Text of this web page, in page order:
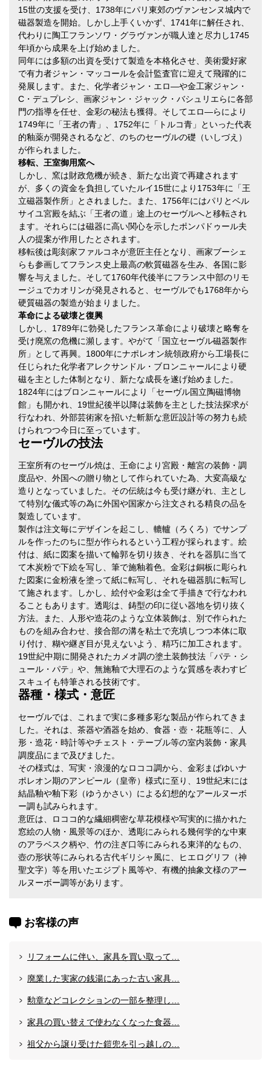
15世の支援を受け、1738年にパリ東郊のヴァンセンヌ城内で
磁器製造を開始。しかし上手くいかず、1741年に解任され、
代わりに陶工フランソワ・グラヴァンが職人達と尽力し1745
年頃から成果を上げ始めました。
同年には多額の出資を受けて製造を本格化させ、美術愛好家
で有力者ジャン・マッコールを会計監査官に迎えて飛躍的に
発展します。また、化学者ジャン・エロ―や金工家ジャン・
C・デュプレシ、画家ジャン・ジャック・バシュリエらに各部
門の指導を任せ、金彩の秘法も獲得。そしてエロ―らにより
1749年に「王者の青」、1752年に「トルコ青」といった代表
的釉薬が開発されるなど、のちのセーヴルの礎（いしづえ）
が作られました。
移転、王室御用窯へ
しかし、窯は財政危機が続き、新たな出資で再建されます
が、多くの資金を負担していたルイ15世により1753年に「王
立磁器製作所」とされました。また、1756年にはパリとベル
サイユ宮殿を結ぶ「王者の道」途上のセーヴルへと移転され
ます。それらには磁器に高い関心を示したポンパドゥール夫
人の提案が作用したとされます。
移転後は彫刻家ファルコネが意匠主任となり、画家ブーシェ
らも参画してフランス史上最高の軟質磁器を生み、各国に影
響を与えました。そして1760年代後半にフランス中部のリモ
ージュでカオリンが発見されると、セーヴルでも1768年から
硬質磁器の製造が始まりました。
革命による破壊と復興
しかし、1789年に勃発したフランス革命により破壊と略奪を
受け廃窯の危機に瀕します。やがて「国立セーヴル磁器製作
所」として再興。1800年にナポレオン統領政府から工場長に
任じられた化学者アレクサンドル・ブロンニャールにより硬
磁を主とした体制となり、新たな成長を遂げ始めました。
1824年にはブロンニャールにより「セーヴル国立陶磁博物
館」も開かれ、19世紀後半以降は装飾を主とした技法探求が
行なわれ、外部芸術家を招いた斬新な意匠設計等の努力も続
けられつつ今日に至っています。
セーヴルの技法
王室所有のセーヴル焼は、王命により宮殿・離宮の装飾・調
度品や、外国への贈り物として作られていた為、大変高級な
造りとなっていました。その伝統は今も受け継がれ、主とし
て特別な儀式等の為に外国や国家から注文される精良の品を
製造しています。
製作は注文毎にデザインを起こし、轆轤（ろくろ）でサンプ
ルを作ったのちに型が作られるという工程が採られます。絵
付は、紙に図案を描いて輪郭を切り抜き、それを器肌に当て
て木炭粉で下絵を写し、筆で施釉着色。金彩は銅板に彫られ
た図案に金粉液を塗って紙に転写し、それを磁器肌に転写し
て施されます。しかし、絵付や金彩は全て手描きで行なわれ
ることもあります。透彫は、鋳型の印に従い器地を切り抜く
方法。また、人形や造花のような立体装飾は、別で作られた
ものを組み合わせ、接合部の溝を粘土で充填しつつ本体に取
り付け、糊や継ぎ目が見えないよう、精巧に加工されます。
19世紀中期に開発されたカメオ調の塗土装飾技法「パテ・シ
ュール・パテ」や、無施釉で大理石のような質感を表わすビ
スキュイも特筆される技術です。
器種・様式・意匠
セーヴルでは、これまで実に多種多彩な製品が作られてきま
した。それは、茶器や酒器を始め、食器・壺・花瓶等に、人
形・造花・時計等やチェスト・テーブル等の室内装飾・家具
調度品にまで及びました。
その様式は、写実・浪漫的なロココ調から、金彩まばゆいナ
ポレオン期のアンピール（皇帝）様式に至り、19世紀末には
結晶釉や釉下彩（ゆうかさい）による幻想的なアールヌーボ
ー調も試みられます。
意匠は、ロココ的な繊細稠密な草花模様や写実的に描かれた
窓絵の人物・風景等のほか、透彫にみられる幾何学的な中東
のアラベスク柄や、竹の注ぎ口等にみられる東洋的なもの、
壺の形状等にみられる古代ギリシャ風に、ヒエログリフ（神
聖文字）等を用いたエジプト風等や、有機的抽象文様のアー
ルヌーボー調等があります。
お客様の声
リフォームに伴い、家具を買い取って…
廃業した実家の銭湯にあった古い家具…
勲章などコレクションの一部を整理し…
家具の買い替えで使わなくなった食器…
祖父から譲り受けた鎧兜を引っ越しの…